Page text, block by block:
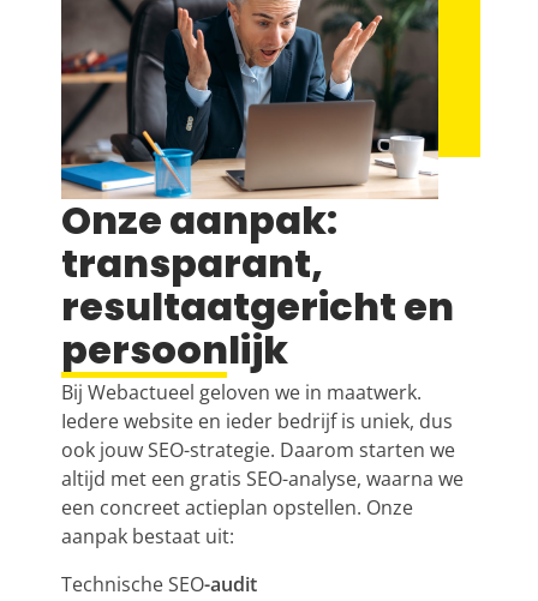
Onze aanpak:
transparant,
resultaatgericht en
persoonlijk
Bij Webactueel geloven we in maatwerk.
Iedere website en ieder bedrijf is uniek, dus
ook jouwSEO-strategie. Daarom starten we
altijd met een gratis SEO-analyse, waarna we
een concreet actieplan opstellen. Onze
aanpak bestaat uit:
Technische SEO-audit